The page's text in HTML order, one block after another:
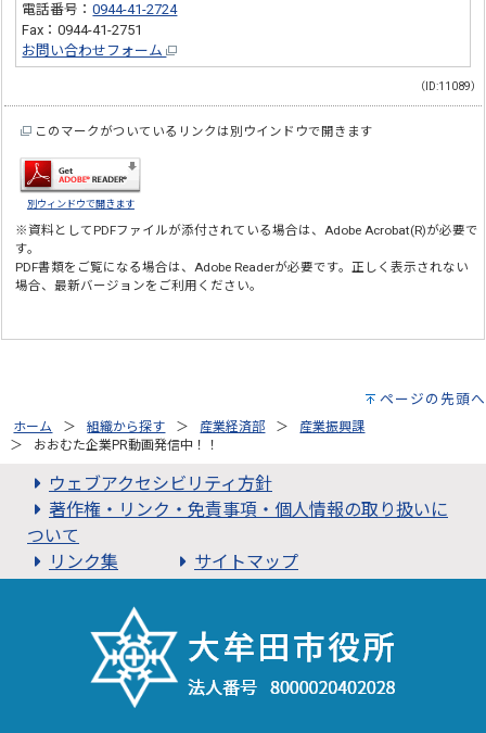
電話番号：0944-41-2724
Fax：0944-41-2751
お問い合わせフォーム
（ID:11089）
このマークがついているリンクは別ウインドウで開きます
別ウィンドウで開きます
※資料としてPDFファイルが添付されている場合は、Adobe Acrobat(R)が必要で
す。
PDF書類をご覧になる場合は、Adobe Readerが必要です。正しく表示されない
場合、最新バージョンをご利用ください。
ページの先頭へ
ホーム 組織から探す 産業経済部
産業振興課
おおむた企業PR動画発信中！！
ウェブアクセシビリティ方針
著作権・リンク・免責事項・個人情報の取り扱いに
ついて
リンク集
サイトマップ